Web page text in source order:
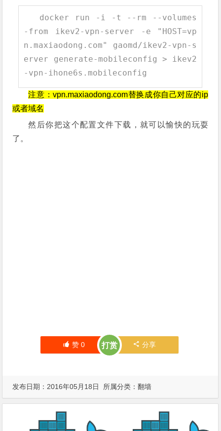
docker run - i - t -- rm -- volumes
- from ikev2- vpn- server - e "HOST=vp
n.maxiaodong.com"
gaomd/ikev2- vpn- s
erver generate- mobileconfig > ikev2
- vpn- ihone6s . mobileconfig
注意：vpn.maxiaodong.com替换成你自己对应的ip
或者域名
然后你把这个配置文件下载，就可以愉快的玩耍
了。
赞0 打赏 分享
发布日期：2016年05月18日 所属分类：翻墙